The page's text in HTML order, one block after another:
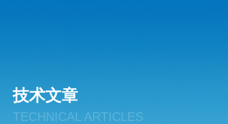
技术文章
TECHNICAL ARTICLES